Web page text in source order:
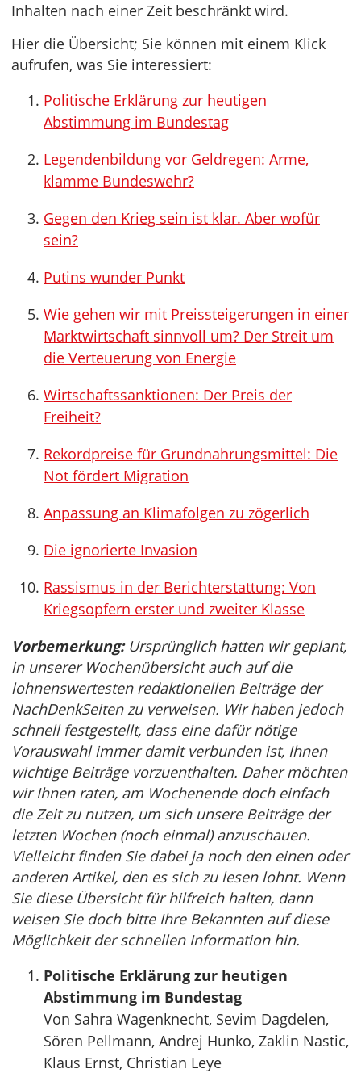
Inhalten nach einer Zeit beschränkt wird.
Hier die Übersicht; Sie können mit einem Klick
aufrufen, was Sie interessiert:
Politische Erklärung zur heutigen
Abstimmung im Bundestag
Legendenbildung vor Geldregen: Arme,
klamme Bundeswehr?
Gegen den Krieg sein ist klar. Aber wofür
sein?
Putins wunder Punkt
Wie gehen wir mit Preissteigerungen in einer
Marktwirtschaft sinnvoll um? Der Streit um
die Verteuerung von Energie
Wirtschaftssanktionen: Der Preis der
Freiheit?
Rekordpreise für Grundnahrungsmittel: Die
Not fördert Migration
Anpassung an Klimafolgen zu zögerlich
Die ignorierte Invasion
Rassismus in der Berichterstattung: Von
Kriegsopfern erster und zweiter Klasse
Vorbemerkung:Ursprünglich hatten wir geplant,
in unserer Wochenübersicht auch auf die
lohnenswertesten redaktionellen Beiträge der
NachDenkSeiten zu verweisen. Wir haben jedoch
schnell festgestellt, dass eine dafür nötige
Vorauswahl immer damit verbunden ist, Ihnen
wichtige Beiträge vorzuenthalten. Daher möchten
wir Ihnen raten, am Wochenende doch einfach
die Zeit zu nutzen, um sich unsere Beiträge der
letzten Wochen (noch einmal) anzuschauen.
Vielleicht finden Sie dabei ja noch den einen oder
anderen Artikel, den es sich zu lesen lohnt. Wenn
Sie diese Übersicht für hilfreich halten, dann
weisen Sie doch bitte Ihre Bekannten auf diese
Möglichkeit der schnellen Information hin.
Politische Erklärung zur heutigen
Abstimmung im Bundestag
Von Sahra Wagenknecht, Sevim Dagdelen,
Sören Pellmann, Andrej Hunko, Zaklin Nastic,
Klaus Ernst, Christian Leye